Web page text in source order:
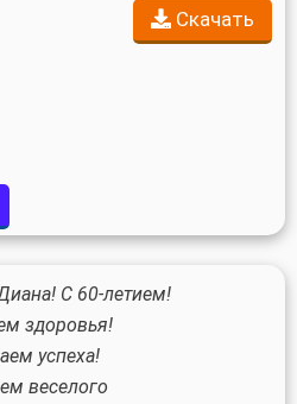
Скачать
С 60-летием!
здоровья!
успеха!
веселого